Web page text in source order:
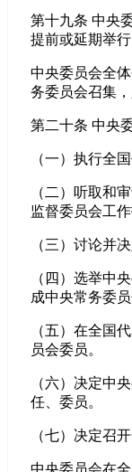
第十九条 中央
提前或延期举
中央委员会全
务委员会召集
第二十条 中央
（一）执行全
（二）听取和
监督委员会工作
（三）讨论并
（四）选举中
成中央常务委员
（五）在全国
员会委员。
（六）决定中
任、委员。
（七）决定召
中央委员会在